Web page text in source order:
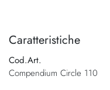
Caratteristiche
Cod.Art.
Compendium Circle 110